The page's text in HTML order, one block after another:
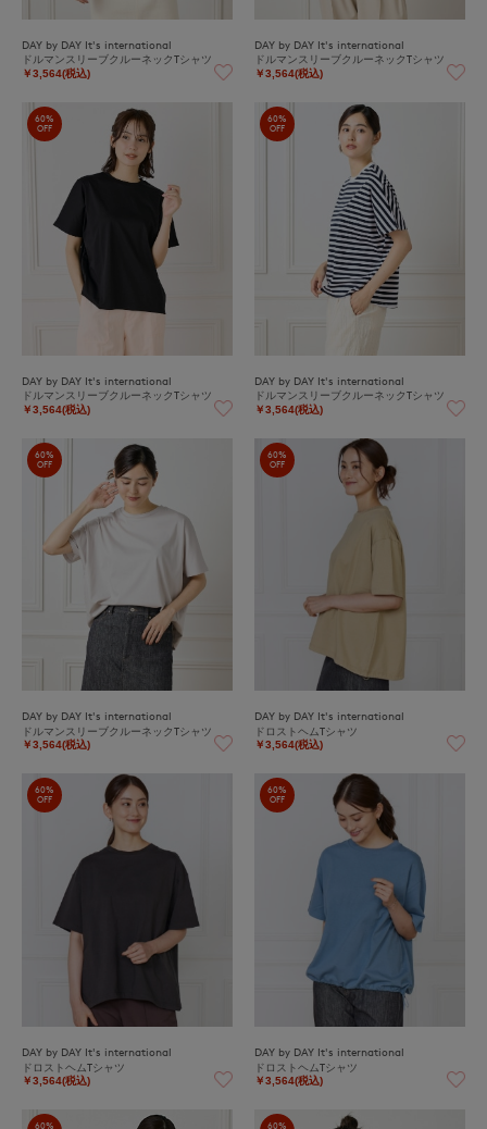
DAY by DAY It's international
ドルマンスリーブクルーネックTシャツ
￥3,564(税込)
DAY by DAY It's international
ドルマンスリーブクルーネックTシャツ
￥3,564(税込)
60%
OFF
DAY by DAY It's international
ドルマンスリーブクルーネックTシャツ
￥3,564(税込)
60%
OFF
DAY by DAY It's international
ドルマンスリーブクルーネックTシャツ
￥3,564(税込)
60%
OFF
DAY by DAY It's international
ドルマンスリーブクルーネックTシャツ
￥3,564(税込)
60%
OFF
DAY by DAY It's international
ドロストヘムTシャツ
￥3,564(税込)
60%
OFF
DAY by DAY It's international
ドロストヘムTシャツ
￥3,564(税込)
60%
OFF
DAY by DAY It's international
ドロストヘムTシャツ
￥3,564(税込)
60%
60%